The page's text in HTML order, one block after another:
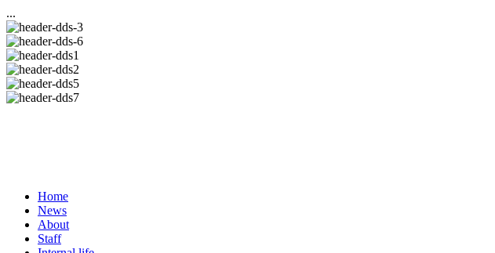
...
Home
News
About
Staff